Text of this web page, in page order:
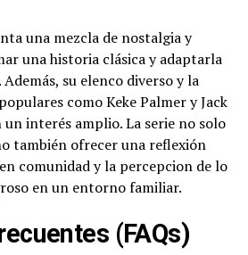
una mezcla de nostalgia y
una historia clásica y adaptarla
su elenco diverso y la
como Keke Palmer y Jack
interés amplio. La serie no solo
también ofrecer una reflexión
comunidad y la percepcion de lo
en un entorno familiar.
(FAQs)